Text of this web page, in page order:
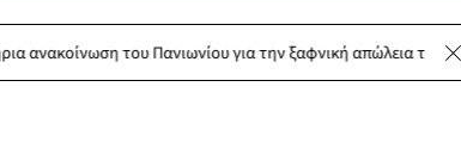
του Πανιωνίου για την ξαφνική απώλεια του Δημήτρη